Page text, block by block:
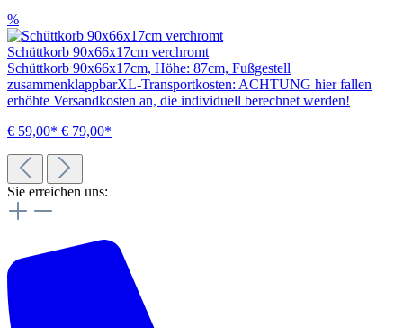
%
Schüttkorb 90x66x17cm verchromt
Schüttkorb 90x66x17cm, Höhe: 87cm, Fußgestell
zusammenklappbarXL-Transportkosten: ACHTUNG hier fallen
erhöhte Versandkosten an, die individuell berechnet werden!
€ 59,00* € 79,00*
Sie erreichen uns: